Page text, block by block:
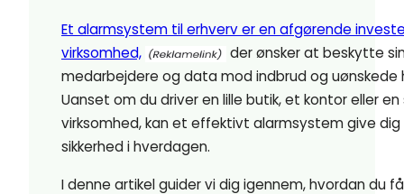
Et alarmsystem til erhverv er en afgørende
virksomhed,
der ønsker at beskytte
medarbejdere og data mod indbrud og
Uanset om du driver en lille butik, et kontor eller
virksomhed, kan et effektivt alarmsystem give
sikkerhed i hverdagen.
I denne artikel guider vi dig igennem, hvordan du